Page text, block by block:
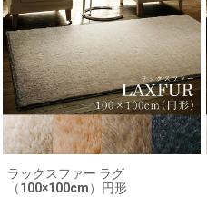
ラックスファー ラグ
（100×100cm）円形